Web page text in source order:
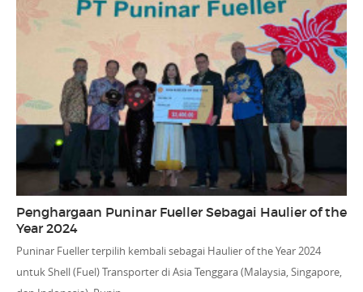
Penghargaan Puninar Fueller Sebagai Haulier of the
Year 2024
Puninar Fueller terpilih kembali sebagai Haulier of the Year 2024
untuk Shell (Fuel) Transporter di Asia Tenggara (Malaysia, Singapore,